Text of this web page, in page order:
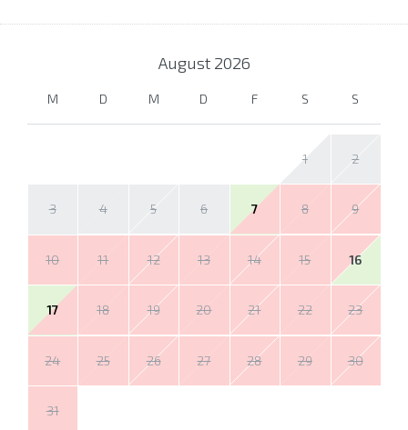
August 2026
M D M D F S S
1 2
3 4 5 6 7 8 9
10 11 12 13 14 15 16
17 18 19 20 21 22 23
24 25 26 27 28 29 30
31